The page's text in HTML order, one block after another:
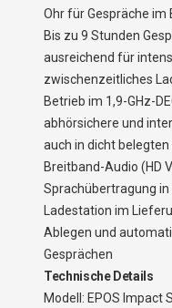
Ohr für Gespräche im
Bis zu 9 Stunden
ausreichend für
zwischenzeitliches
Betrieb im 1,9-GHz-
abhörsichere und
auch in dicht
Breitband-Audio (HD
Sprachübertragung
Ladestation im
Ablegen und
Gesprächen
Technische Details
Modell: EPOS Impact